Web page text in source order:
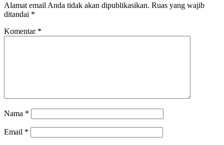
Alamat email Anda tidak akan dipublikasikan. Ruas yang wajib
ditandai *
Komentar *
Nama *
Email *